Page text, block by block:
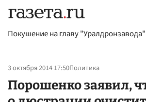
Покушение на главу "Уралдронзавода"
3 октября 2014 17:50Политика
Порошенко заявил,